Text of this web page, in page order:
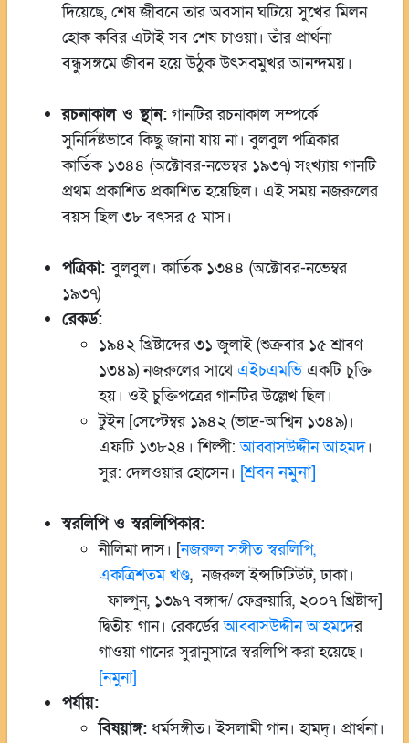
দিয়েছে, শেষ জীবনে তার অবসান ঘটিয়ে সুখের মিলন
হোক কবির এটাই সব শেষ চাওয়া। তাঁর প্রার্থনা
বন্ধুসঙ্গমে জীবন হয়ে উঠুক উৎসবমুখর আনন্দময়।
রচনাকাল ও স্থান:গানটির রচনাকাল সম্পর্কে
সুনির্দিষ্টভাবে কিছু জানা যায় না। বুলবুল পত্রিকার
কার্তিক ১৩৪৪ (অক্টোবর-নভেম্বর ১৯৩৭) সংখ্যায় গানটি
প্রথম প্রকাশিত প্রকাশিত হয়েছিল। এই সময় নজরুলের
বয়স ছিল ৩৮ বৎসর ৫ মাস।
পত্রিকা:বুলবুল। কার্তিক ১৩৪৪ (অক্টোবর-নভেম্বর
১৯৩৭)
রেকর্ড:
১৯৪২ খ্রিষ্টাব্দের ৩১ জুলাই (শুক্রবার ১৫ শ্রাবণ
১৩৪৯) নজরুলের সাথে এইচএমভিএকটি চুক্তি
হয়। ওই চুক্তিপত্রের গানটির উল্লেখ ছিল।
টুইন [সেপ্টেম্বর ১৯৪২ (ভাদ্র-আশ্বিন ১৩৪৯)।
এফটি ১৩৮২৪। শিল্পী:আব্বাসউদ্দীন আহমদ।
সুর: দেলওয়ার হোসেন। [শ্রবন নমুনা]
স্বরলিপি ও স্বরলিপিকার:
নীলিমা দাস। [নজরুল সঙ্গীত স্বরলিপি,
একত্রিশতম খণ্ড, নজরুল ইন্সটিটিউট, ঢাকা।
ফাল্গুন, ১৩৯৭ বঙ্গাব্দ/ ফেব্রুয়ারি, ২০০৭ খ্রিষ্টাব্দ]
দ্বিতীয় গান। রেকর্ডেরআব্বাসউদ্দীন আহমদের
গাওয়া গানের সুরানুসারে স্বরলিপি করা হয়েছে।
[নমুনা]
পর্যায়:
বিষয়াঙ্গ:ধর্মসঙ্গীত। ইসলামী গান। হামদ্। প্রার্থনা।